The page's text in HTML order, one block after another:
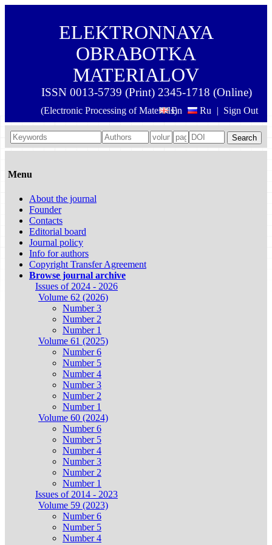
ELEKTRONNAYA
OBRABOTKA
MATERIALOV
ISSN 0013-5739 (Print) 2345-1718 (Online)
(Electronic Processing of Materials) Sign Out
En Ru |
Search
Menu
About the journal
Founder
Contacts
Editorial board
Journal policy
Info for authors
Copyright Transfer Agreement
Browse journal archive
Issues of 2024 - 2026
Volume 62 (2026)
Number 3
Number 2
Number 1
Volume 61 (2025)
Number 6
Number 5
Number 4
Number 3
Number 2
Number 1
Volume 60 (2024)
Number 6
Number 5
Number 4
Number 3
Number 2
Number 1
Issues of 2014 - 2023
Volume 59 (2023)
Number 6
Number 5
Number 4